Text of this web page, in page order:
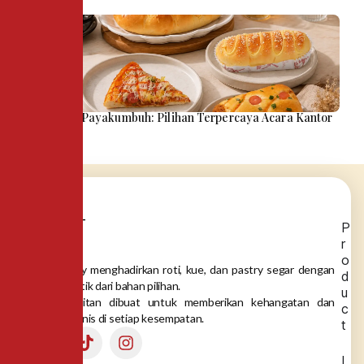
Snack Box Payakumbuh: Pilihan Terpercaya Acara Kantor
Dea Bakery menghadirkan roti, kue, dan pastry segar dengan
rasa autentik dari bahan pilihan.
Setiap gigitan dibuat untuk memberikan kehangatan dan
momen manis di setiap kesempatan.
P
r
o
d
u
c
t
I